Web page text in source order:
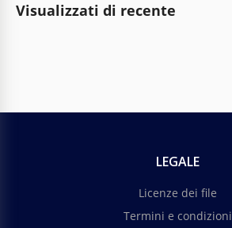
Visualizzati di recente
LEGALE
Licenze dei file
Termini e condizioni